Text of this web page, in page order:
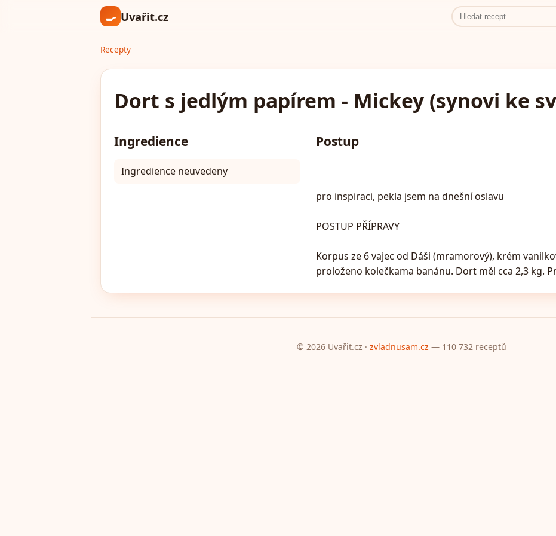
🍳 Uvařit.cz
Recepty
Dort s jedlým papírem - Mickey (synovi ke
Ingredience
Ingredience neuvedeny
Postup
pro inspiraci, pekla jsem na dnešní oslavu
POSTUP PŘÍPRAVY
Korpus ze 6 vajec od Dáši (mramorový), krém
proloženo kolečkama banánu. Dort měl cca 2,3 kg.
© 2026 Uvařit.cz · zvladnusam.cz — 110 732 receptů